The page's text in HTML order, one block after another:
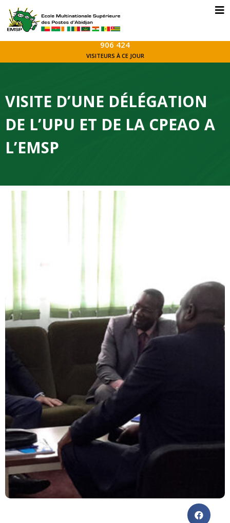
906 424
VISITEURS À CE JOUR
VISITE D’UNE DÉLÉGATION
DE L’UPU ET DE LA CPEAO A
L’EMSP